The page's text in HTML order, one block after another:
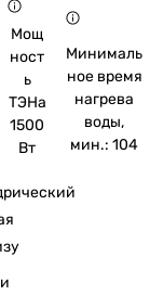
Мощ
ност
ь
ТЭНа
1500
Вт
Минималь
ное время
нагрева
воды,
мин.: 104